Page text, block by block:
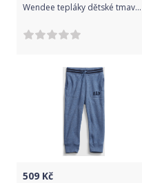
Wendee tepláky dětské tmavě modrá 122
509 Kč